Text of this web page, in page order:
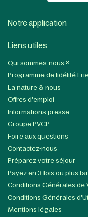
Notre application
Liens utiles​
Qui sommes-nous ?
Programme de fidélité
La nature & nous
Offres d'emploi
Informations presse
Groupe PVCP
Foire aux questions
Contactez-nous
Préparez votre séjour
Payez en 3 fois ou plus
Conditions Générales de
Conditions Générales
Mentions légales